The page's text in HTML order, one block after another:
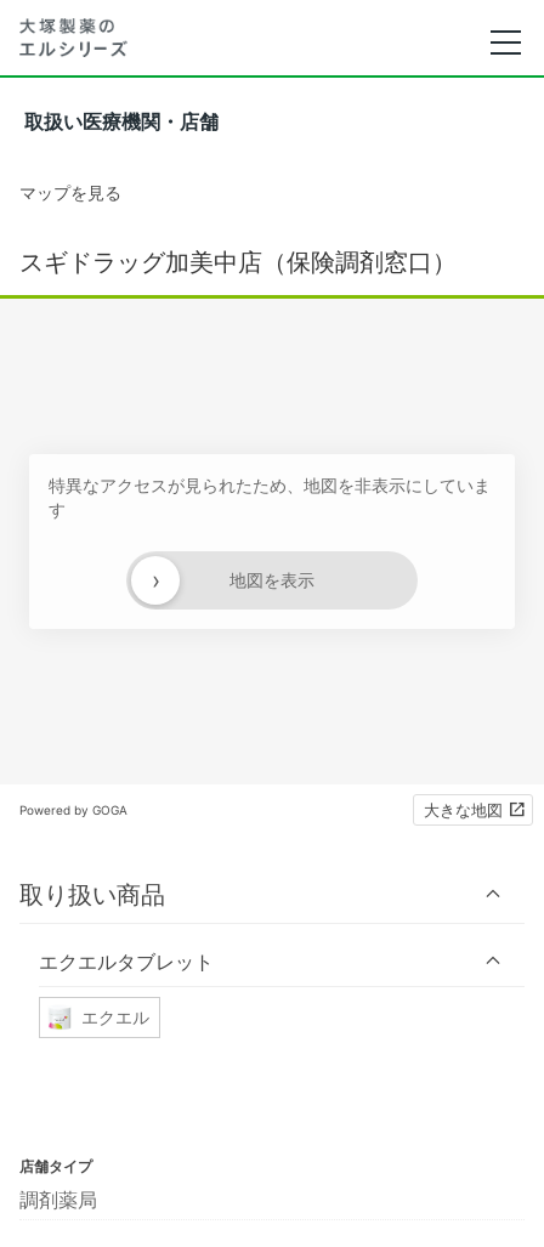
取扱い医療機関・店舗
マップを見る
スギドラッグ加美中店（保険調剤窓口）
特異なアクセスが見られたため、地図を非表示にしていま
す
地図を表示
›
Powered by GOGA 大きな地図
取り扱い商品
エクエルタブレット
エクエル
店舗タイプ
調剤薬局